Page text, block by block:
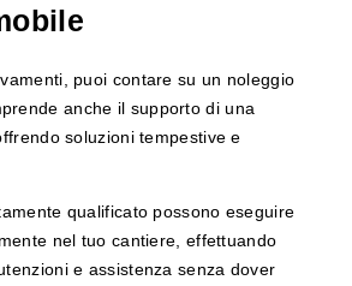
puoi contare su un noleggio
anche il supporto di una
soluzioni tempestive e
qualificato possono eseguire
nel tuo cantiere, effettuando
e assistenza senza dover